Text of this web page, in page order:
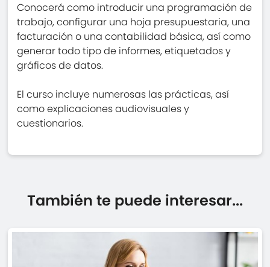
Conocerá como introducir una programación de
trabajo, configurar una hoja presupuestaria, una
facturación o una contabilidad básica, así como
generar todo tipo de informes, etiquetados y
gráficos de datos.
El curso incluye numerosas las prácticas, así
como explicaciones audiovisuales y
cuestionarios.
También te puede interesar...